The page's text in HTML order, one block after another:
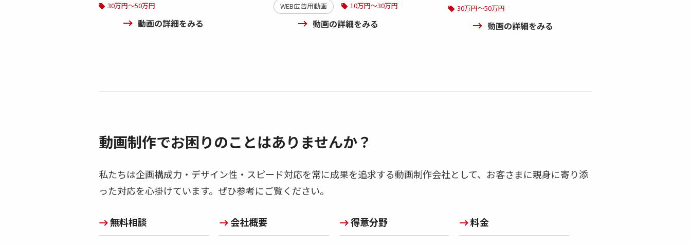
30万円～50万円
動画の詳細をみる
WEB広告用動画
10万円～30万円
動画の詳細をみる
30万円～50万円
動画の詳細をみる
動画制作でお困りのことはありませんか？
私たちは企画構成力・デザイン性・スピード対応を常に成果を追求する動画制作会社として、お客さまに親身に寄り添
った対応を心掛けています。ぜひ参考にご覧ください。
無料相談 会社概要 得意分野 料金